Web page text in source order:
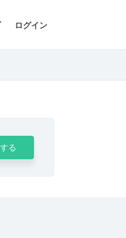
ログイン
る